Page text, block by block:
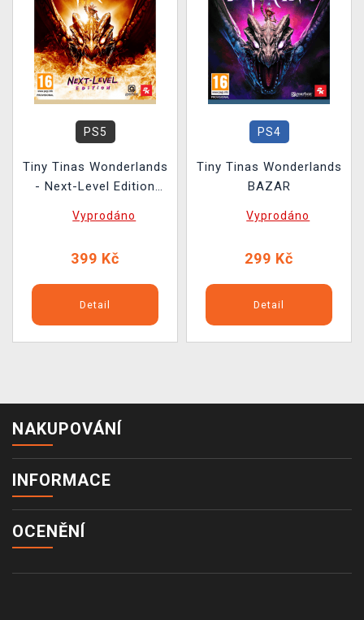
PS5
Tiny Tinas Wonderlands
- Next-Level Edition
Vyprodáno
399 Kč
Detail
PS4
Tiny Tinas Wonderlands
BAZAR
Vyprodáno
299 Kč
Detail
NAKUPOVÁNÍ
INFORMACE
OCENĚNÍ